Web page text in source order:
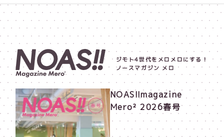
ジモト4世代をメロメロにする！
ノースマガジン メロ
NOAS!!magazine
Mero² 2026春号